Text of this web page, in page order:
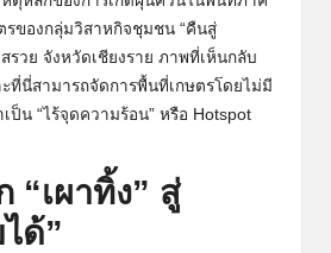
รของกลุ่มวิสาหกิจชุมชน “คืนสู่
รวย จังหวัดเชียงราย ภาพที่เห็นกลับ
ที่นี่สามารถจัดการพื้นที่เกษตรโดยไม่มี
เป็น “ไร้จุดความร้อน” หรือ Hotspot
“เผาทิ้ง” สู่
ด้”